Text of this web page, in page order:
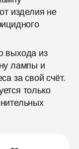
изделия не
выхода из
лампы и
за свой счёт.
только